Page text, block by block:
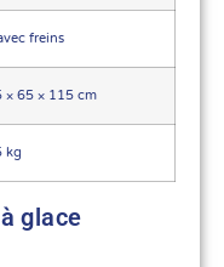
freins
× 65 × 115 cm
kg
glace